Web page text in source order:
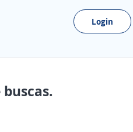
Login